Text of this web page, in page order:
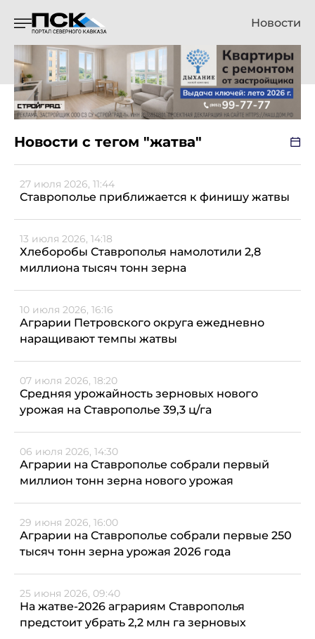
Новости
Новости с тегом "жатва"
27 июля 2026, 11:44
Ставрополье приближается к финишу жатвы
13 июля 2026, 14:18
Хлеборобы Ставрополья намолотили 2,8
миллиона тысяч тонн зерна
10 июля 2026, 16:16
Аграрии Петровского округа ежедневно
наращивают темпы жатвы
07 июля 2026, 18:20
Средняя урожайность зерновых нового
урожая на Ставрополье 39,3 ц/га
06 июля 2026, 14:30
Аграрии на Ставрополье собрали первый
миллион тонн зерна нового урожая
29 июня 2026, 16:00
Аграрии на Ставрополье собрали первые 250
тысяч тонн зерна урожая 2026 года
25 июня 2026, 09:40
На жатве-2026 аграриям Ставрополья
предстоит убрать 2,2 млн га зерновых